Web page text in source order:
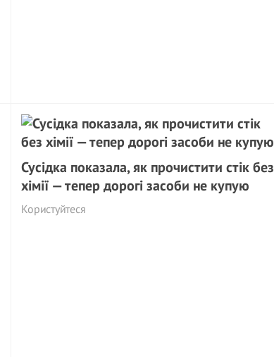
Сусідка показала, як прочистити стік без
хімії — тепер дорогі засоби не купую
Користуйтеся